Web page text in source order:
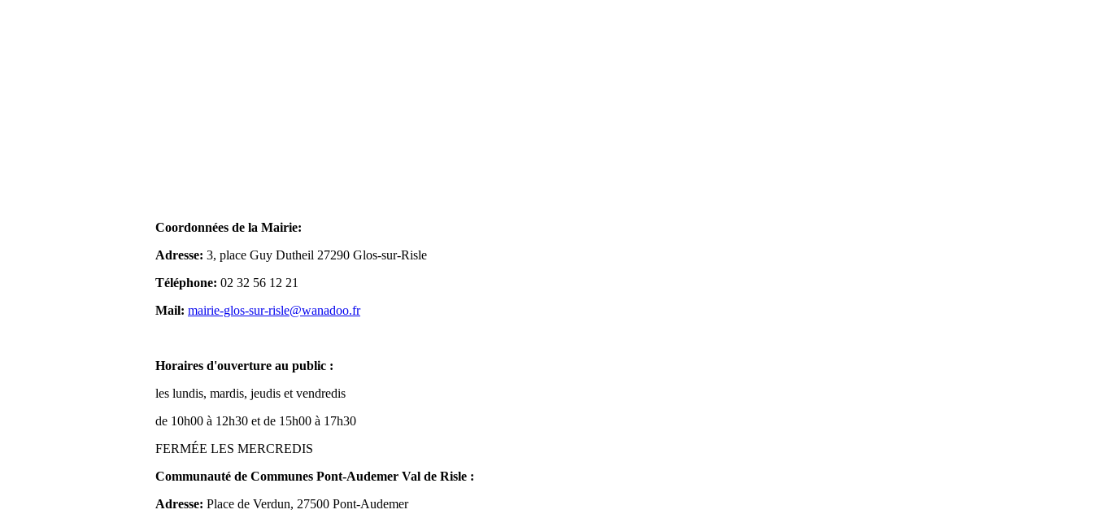
Coordonnées de la Mairie:
Adresse: 3, place Guy Dutheil 27290 Glos-sur-Risle
Téléphone: 02 32 56 12 21
Mail: mairie-glos-sur-risle@wanadoo.fr
Horaires d'ouverture au public :
les lundis, mardis, jeudis et vendredis
de 10h00 à 12h30 et de 15h00 à 17h30
FERMÉE LES MERCREDIS
Communauté de Communes Pont-Audemer Val de Risle :
Adresse: Place de Verdun, 27500 Pont-Audemer